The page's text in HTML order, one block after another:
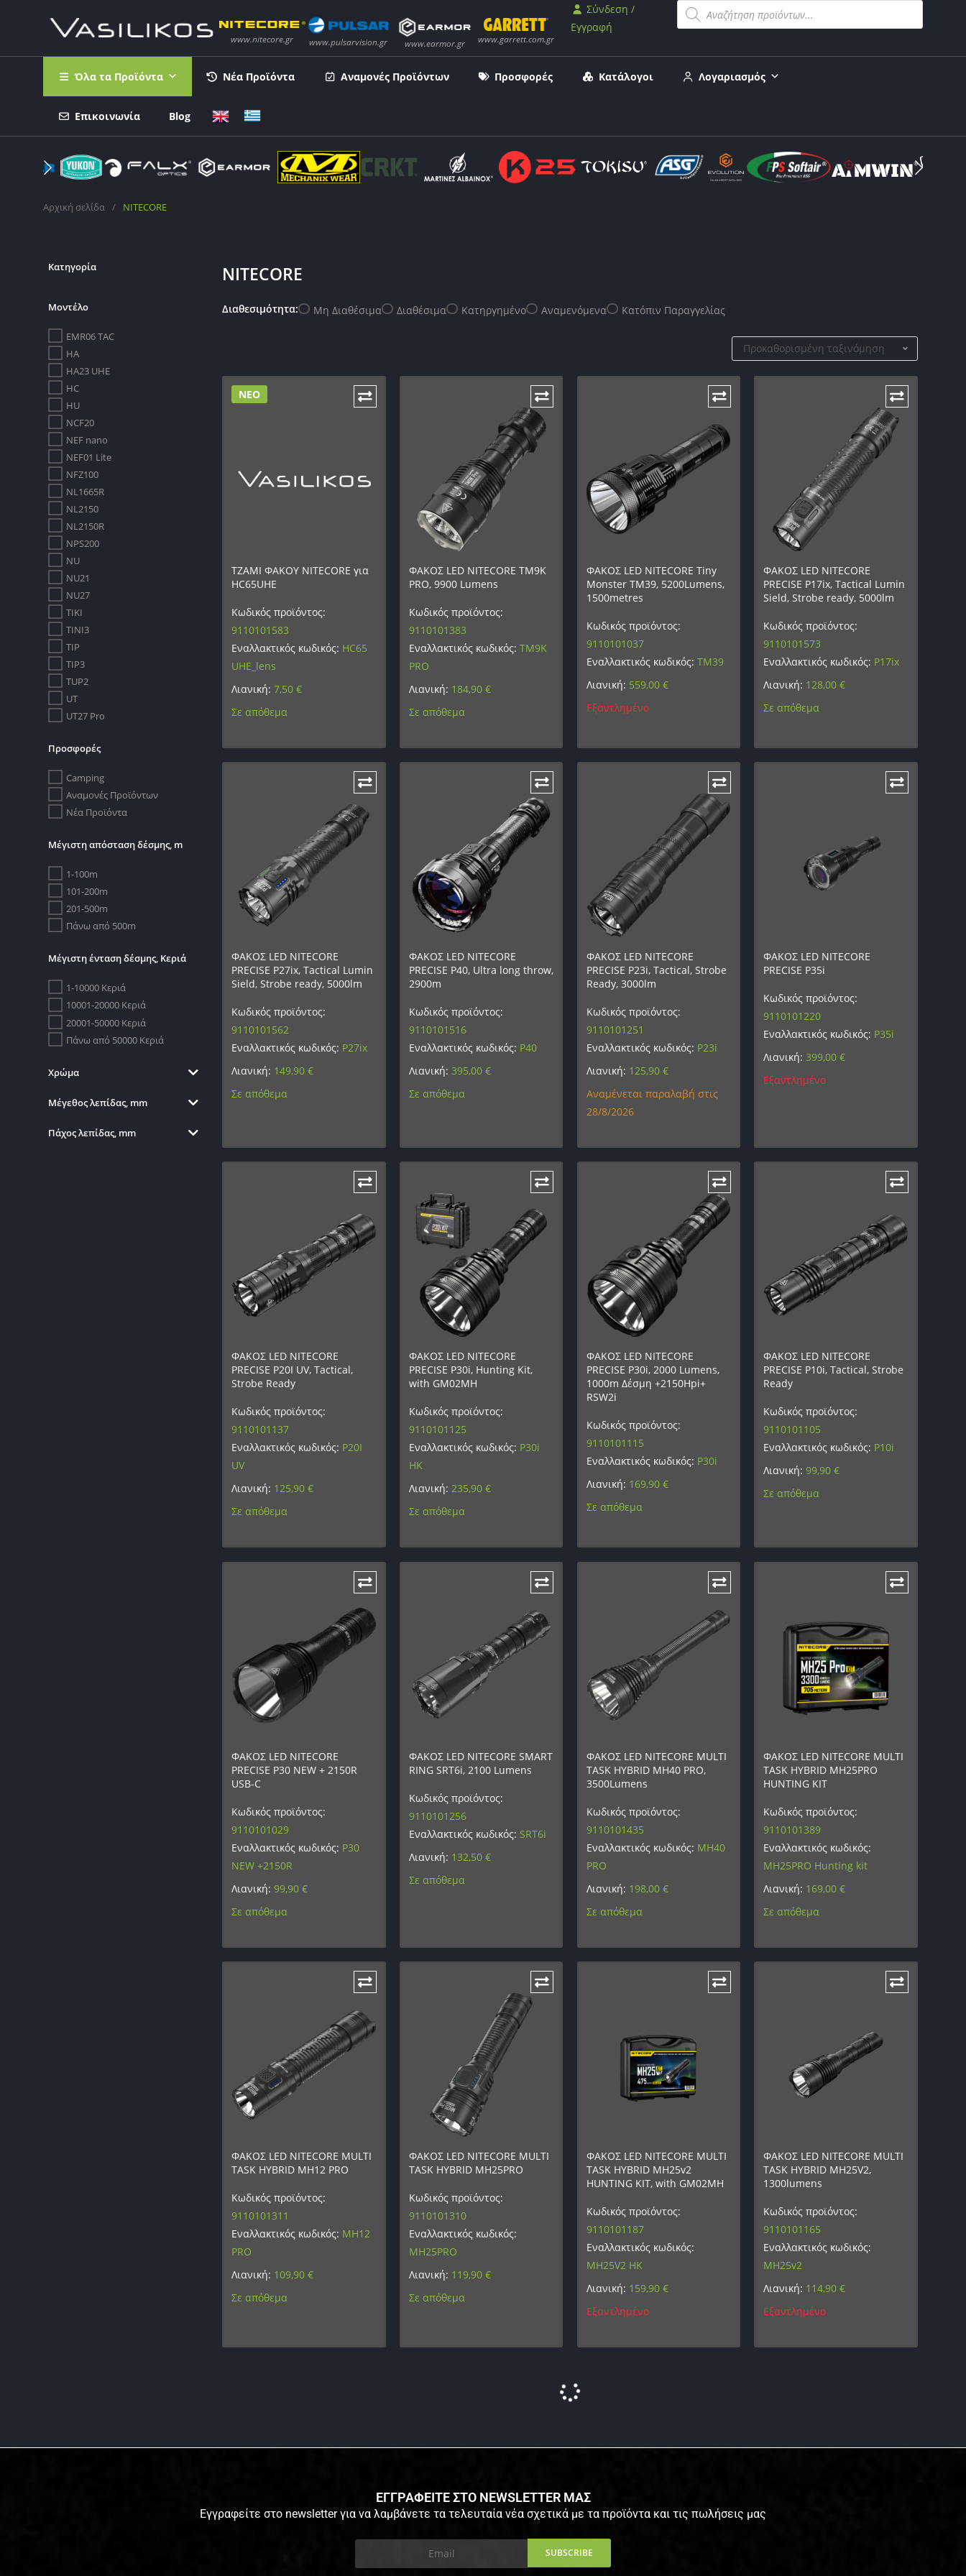
Σύνδεση /
Εγγραφή
Όλα τα Προϊόντα Νέα Προϊόντα Αναμονές Προϊόντων Προσφορές Κατάλογοι Λογαριασμός
Επικοινωνία Blog
Αρχική σελίδα / NITECORE
NITECORE
Διαθεσιμότητα: Μη Διαθέσιμα Διαθέσιμα Κατηργημένο Αναμενόμενα Κατόπιν Παραγγελίας
Προκαθορισμένη ταξινόμηση
ΝΕΟ
ΤΖΑΜΙ ΦΑΚΟΥ NITECORE για
HC65UHE
Κωδικός προϊόντος:
9110101583
Εναλλακτικός κωδικός: HC65
UHE_lens
Λιανική:7,50€
Σε απόθεμα
ΦΑΚΟΣ LED NITECORE TM9K
PRO, 9900 Lumens
Κωδικός προϊόντος:
9110101383
Εναλλακτικός κωδικός: TM9K
PRO
Λιανική: 184,90 €
Σε απόθεμα
ΦΑΚΟΣ LED NITECORE Tiny
Monster TM39, 5200Lumens,
1500metres
Κωδικός προϊόντος:
9110101037
Εναλλακτικός κωδικός: TM39
Λιανική: 559,00 €
Εξαντλημένο
ΦΑΚΟΣ LED NITECORE
PRECISE P17ix, Tactical Lumin
Sield, Strobe ready, 5000lm
Κωδικός προϊόντος:
9110101573
Εναλλακτικός κωδικός: P17ix
Λιανική: 128,00€
Σε απόθεμα
ΦΑΚΟΣ LED NITECORE
PRECISE P27ix, Tactical Lumin
Sield, Strobe ready, 5000lm
Κωδικός προϊόντος:
9110101562
Εναλλακτικός κωδικός: P27ix
Λιανική: 149,90€
Σε απόθεμα
ΦΑΚΟΣ LED NITECORE
PRECISE P40, Ultra long throw,
2900m
Κωδικός προϊόντος:
9110101516
Εναλλακτικός κωδικός: P40
Λιανική: 395,00 €
Σε απόθεμα
ΦΑΚΟΣ LED NITECORE
PRECISE P23i, Tactical, Strobe
Ready, 3000lm
Κωδικός προϊόντος:
9110101251
Εναλλακτικός κωδικός: P23i
Λιανική: 125,90 €
Αναμένεται παραλαβή στις
28/8/2026
ΦΑΚΟΣ LED NITECORE
PRECISE P35i
Κωδικός προϊόντος:
9110101220
Εναλλακτικός κωδικός: P35i
Λιανική: 399,00€
Εξαντλημένο
ΦΑΚΟΣ LED NITECORE
PRECISE P20I UV, Tactical,
Strobe Ready
Κωδικός προϊόντος:
9110101137
Εναλλακτικός κωδικός: P20I
UV
Λιανική: 125,90€
Σε απόθεμα
ΦΑΚΟΣ LED NITECORE
PRECISE P30i, Hunting Kit,
with GM02MH
Κωδικός προϊόντος:
9110101125
Εναλλακτικός κωδικός: P30i
HK
Λιανική: 235,90 €
Σε απόθεμα
ΦΑΚΟΣ LED NITECORE
PRECISE P30i, 2000 Lumens,
1000m Δέσμη +2150Hpi+
RSW2i
Κωδικός προϊόντος:
9110101115
Εναλλακτικός κωδικός: P30i
Λιανική: 169,90 €
Σε απόθεμα
ΦΑΚΟΣ LED NITECORE
PRECISE P10i, Tactical, Strobe
Ready
Κωδικός προϊόντος:
9110101105
Εναλλακτικός κωδικός: P10i
Λιανική:99,90€
Σε απόθεμα
ΦΑΚΟΣ LED NITECORE
PRECISE P30 NEW + 2150R
USB-C
Κωδικός προϊόντος:
9110101029
Εναλλακτικός κωδικός: P30
NEW +2150R
Λιανική:99,90€
Σε απόθεμα
ΦΑΚΟΣ LED NITECORE SMART
RING SRT6i, 2100 Lumens
Κωδικός προϊόντος:
9110101256
Εναλλακτικός κωδικός: SRT6i
Λιανική: 132,50 €
Σε απόθεμα
ΦΑΚΟΣ LED NITECORE MULTI
TASK HYBRID MH40 PRO,
3500Lumens
Κωδικός προϊόντος:
9110101435
Εναλλακτικός κωδικός: MH40
PRO
Λιανική: 198,00 €
Σε απόθεμα
ΦΑΚΟΣ LED NITECORE MULTI
TASK HYBRID MH25PRO
HUNTING KIT
Κωδικός προϊόντος:
9110101389
Εναλλακτικός κωδικός:
MH25PRO Hunting kit
Λιανική: 169,00€
Σε απόθεμα
ΦΑΚΟΣ LED NITECORE MULTI
TASK HYBRID MH12 PRO
Κωδικός προϊόντος:
9110101311
Εναλλακτικός κωδικός: MH12
PRO
Λιανική: 109,90€
Σε απόθεμα
ΦΑΚΟΣ LED NITECORE MULTI
TASK HYBRID MH25PRO
Κωδικός προϊόντος:
9110101310
Εναλλακτικός κωδικός:
MH25PRO
Λιανική: 119,90 €
Σε απόθεμα
ΦΑΚΟΣ LED NITECORE MULTI
TASK HYBRID MH25v2
HUNTING KIT, with GM02MH
Κωδικός προϊόντος:
9110101187
Εναλλακτικός κωδικός:
MH25V2 HK
Λιανική: 159,90 €
Εξαντλημένο
ΦΑΚΟΣ LED NITECORE MULTI
TASK HYBRID MH25V2,
1300lumens
Κωδικός προϊόντος:
9110101165
Εναλλακτικός κωδικός:
MH25v2
Λιανική: 114,90€
Εξαντλημένο
Κατηγορία
Μοντέλο
EMR06 TAC
HA
HA23 UHE
HC
HU
NCF20
NEF nano
NEF01 Lite
NFZ100
NL1665R
NL2150
NL2150R
NPS200
NU
NU21
NU27
TIKI
TINI3
TIP
TIP3
TUP2
UT
UT27 Pro
Προσφορές
Camping
Αναμονές Προϊόντων
Νέα Προϊόντα
Μέγιστη απόσταση δέσμης, m
1-100m
101-200m
201-500m
Πάνω από 500m
Μέγιστη ένταση δέσμης, Κεριά
1-10000 Κεριά
10001-20000 Κεριά
20001-50000 Κεριά
Πάνω από 50000 Κεριά
Χρώμα
Μέγεθος λεπίδας, mm
Πάχος λεπίδας, mm
ΕΓΓΡΑΦΕΙΤΕ ΣΤΟ NEWSLETTER ΜΑΣ
Εγγραφείτε στο newsletter για να λαμβάνετε τα τελευταία νέα σχετικά με τα προϊόντα και τις πωλήσεις μας